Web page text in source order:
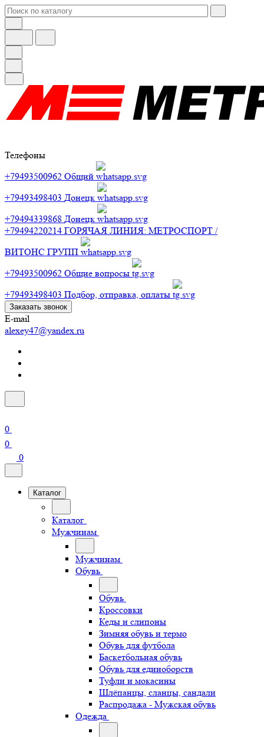
Телефоны
+79493500962 Общий
+79493498403 Донецк
+79494339868 Донецк
+79494220214 ГОРЯЧАЯ ЛИНИЯ: МЕТРОСПОРТ /
ВИТОНС ГРУПП
+79493500962 Общие вопросы
+79493498403 Подбор, отправка, оплаты
Заказать звонок
E-mail
alexey47@yandex.ru
0
0
0
Каталог
Каталог
Мужчинам
Мужчинам
Обувь
Обувь
Кроссовки
Кеды и слипоны
Зимняя обувь и термо
Обувь для футбола
Баскетбольная обувь
Обувь для единоборств
Туфли и мокасины
Шлёпанцы, сланцы, сандали
Распродажа - Мужская обувь
Одежда